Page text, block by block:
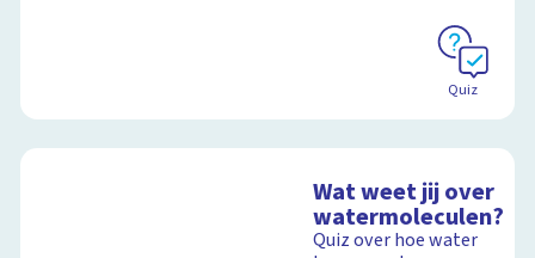
Quiz
Wat weet jij over
watermoleculen?
Quiz over hoe water